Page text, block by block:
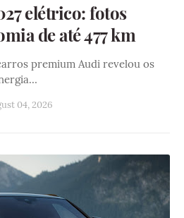
elétrico: fotos
de até 477 km
premium Audi revelou os
04, 2026